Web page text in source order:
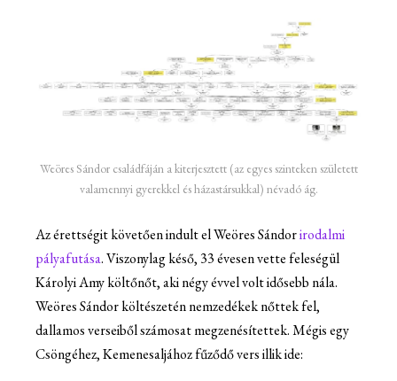
Weöres Sándor családfáján a kiterjesztett (az egyes szinteken született
valamennyi gyerekkel és házastársukkal) névadó ág.
Az érettségit követően indult el Weöres Sándorirodalmi
pályafutása. Viszonylag késő, 33 évesen vette feleségül
Károlyi Amy költőnőt, aki négy évvel volt idősebb nála.
Weöres Sándor költészetén nemzedékek nőttek fel,
dallamos verseiből számosat megzenésítettek. Mégis egy
Csöngéhez, Kemenesaljához fűződő vers illik ide: